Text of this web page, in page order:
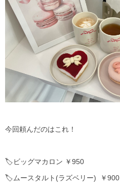
今回頼んだのはこれ！
🏷️ビッグマカロン ￥950
🏷️ムースタルト(ラズベリー) ￥900